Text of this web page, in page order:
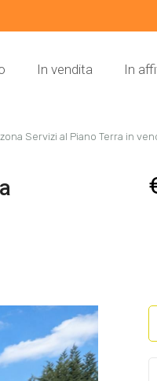
In vendita In
Servizi al Piano Terra in